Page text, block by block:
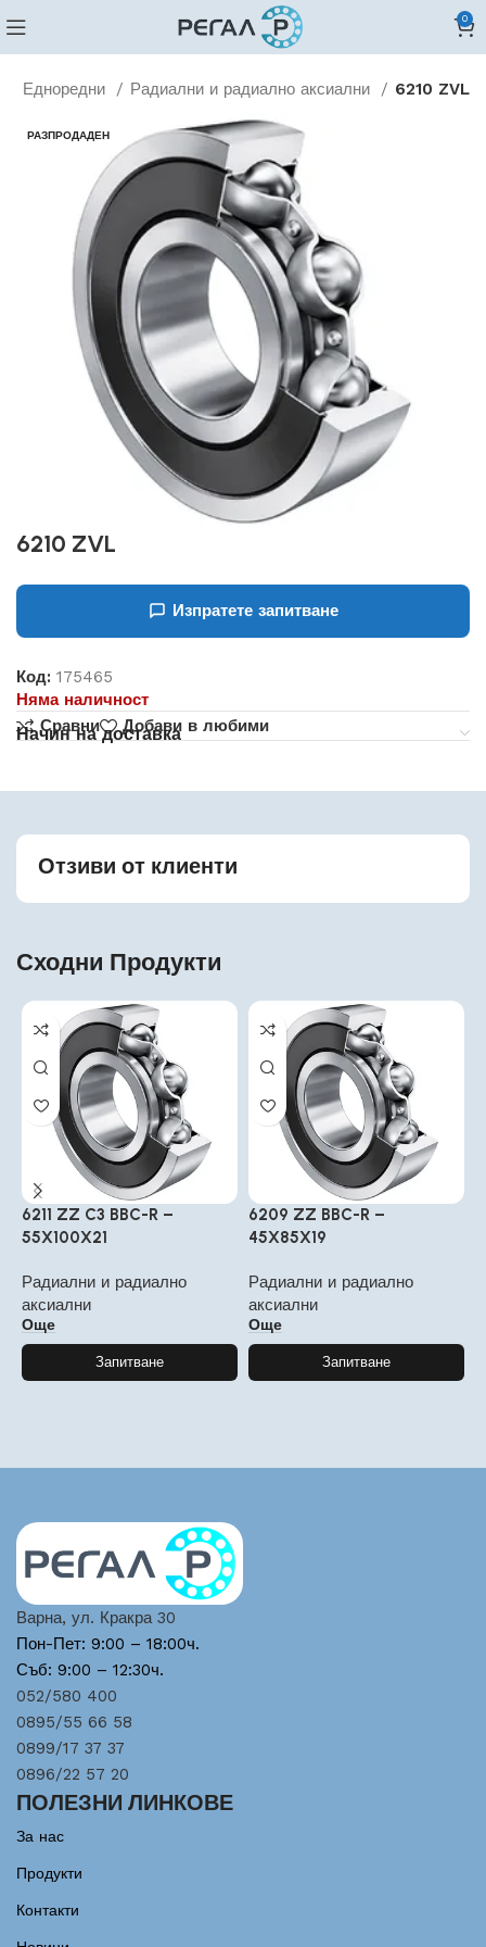
0
Едноредни Радиални и радиално аксиални 6210 ZVL
РАЗПРОДАДЕН
6210 ZVL
Изпратете запитване
Код:175465
Няма наличност
Сравни
Добави в любими
Начин на доставка
Отзиви от клиенти
Сходни Продукти
6211 ZZ C3 BBC-R –
55X100X21
Радиални и радиално
аксиални
Още
Запитване
6209 ZZ BBC-R –
45X85X19
Радиални и радиално
аксиални
Още
Запитване
Варна, ул. Кракра 30
Пон-Пет: 9:00 – 18:00ч.
Съб: 9:00 – 12:30ч.
052/580 400
0895/55 66 58
0899/17 37 37
0896/22 57 20
ПОЛЕЗНИ ЛИНКОВЕ
За нас
Продукти
Контакти